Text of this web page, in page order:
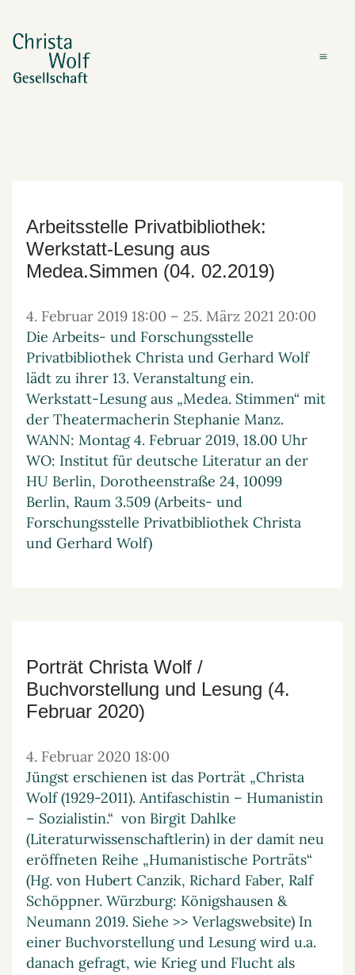
Arbeitsstelle Privatbibliothek:
Werkstatt-Lesung aus
Medea.Simmen (04. 02.2019)
4. Februar 2019 18:00 – 25. März 2021 20:00
Die Arbeits- und Forschungsstelle
Privatbibliothek Christa und Gerhard Wolf
lädt zu ihrer 13. Veranstaltung ein.
Werkstatt-Lesung aus „Medea. Stimmen“ mit
der Theatermacherin Stephanie Manz.
WANN: Montag 4. Februar 2019, 18.00 Uhr
WO: Institut für deutsche Literatur an der
HU Berlin, Dorotheenstraße 24, 10099
Berlin, Raum 3.509 (Arbeits- und
Forschungsstelle Privatbibliothek Christa
und Gerhard Wolf)
Porträt Christa Wolf /
Buchvorstellung und Lesung (4.
Februar 2020)
4. Februar 2020 18:00
Jüngst erschienen ist das Porträt „Christa
Wolf (1929-2011). Antifaschistin – Humanistin
– Sozialistin.“ von Birgit Dahlke
(Literaturwissenschaftlerin) in der damit neu
eröffneten Reihe „Humanistische Porträts“
(Hg. von Hubert Canzik, Richard Faber, Ralf
Schöppner. Würzburg: Königshausen &
Neumann 2019. Siehe >> Verlagswebsite) In
einer Buchvorstellung und Lesung wird u.a.
danach gefragt, wie Krieg und Flucht als